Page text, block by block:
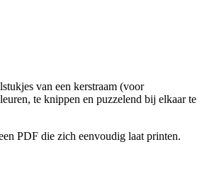
van een kerstraam (voor
te knippen en puzzelend bij elkaar te
PDF die zich eenvoudig laat printen.